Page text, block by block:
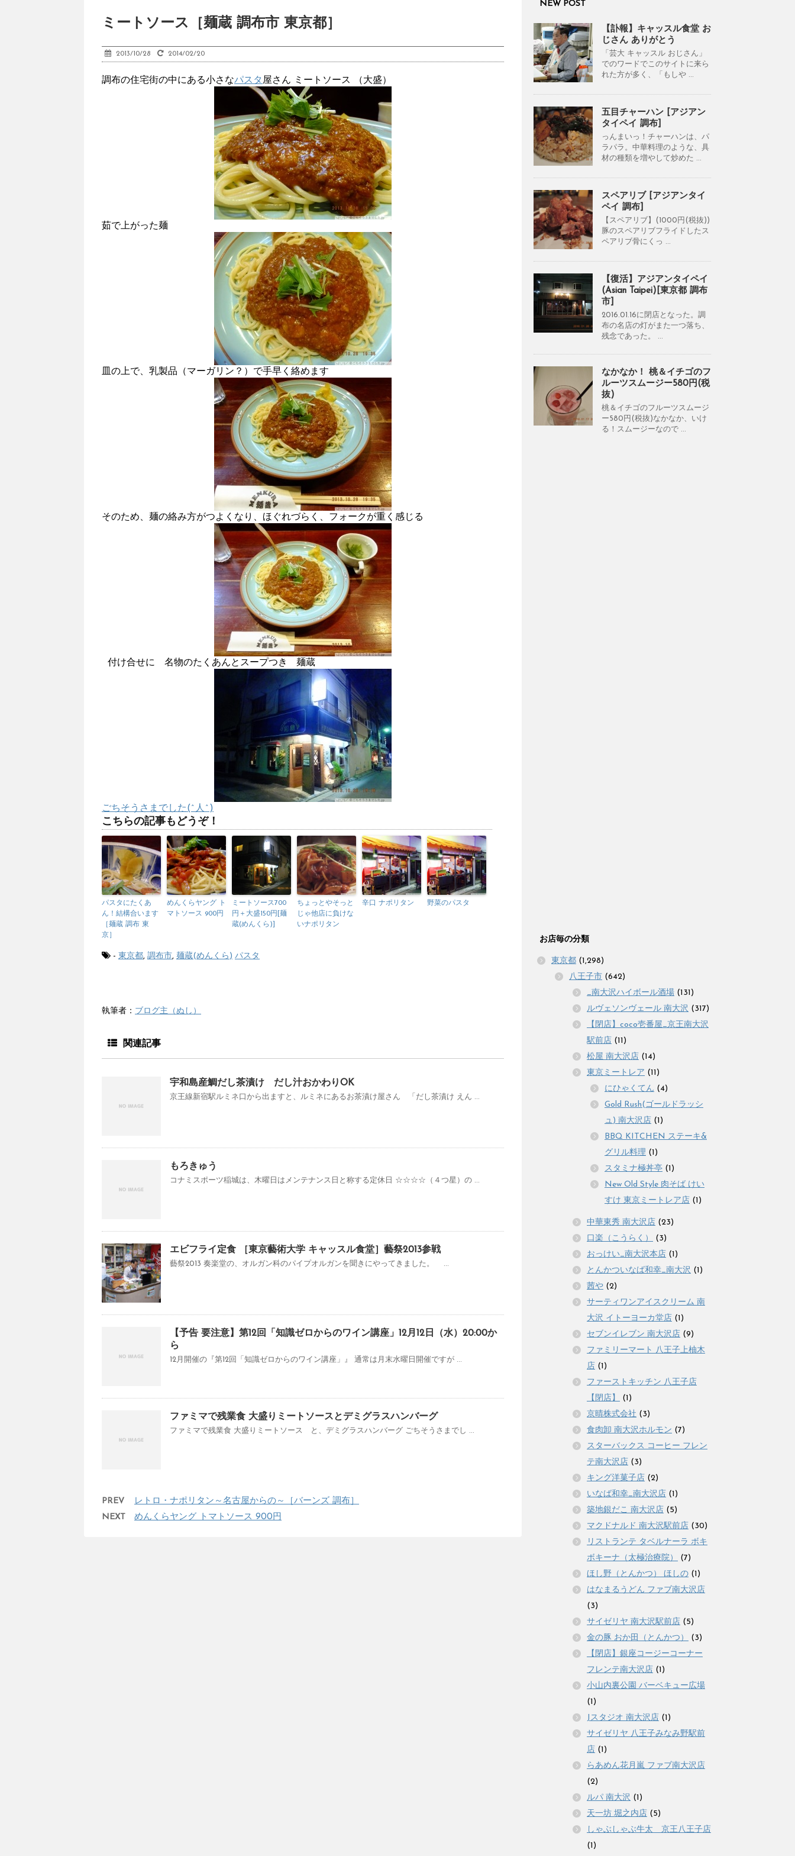
ミートソース［麺蔵 調布市 東京都］
2013/10/28 2014/02/20
調布の住宅街の中にある小さなパスタ 屋さん ミートソース （大盛）
茹で上がった麺
皿の上で、乳製品（マーガリン？）で手早く絡めます
そのため、麺の絡み方がつよくなり、ほぐれづらく、フォークが重く感じる
付け合せに 名物のたくあんとスープつき 麺蔵
ごちそうさまでした(^人^)
こちらの記事もどうぞ！
パスタにたくあ
ん！結構合います
［麺蔵 調布 東
京］
めんくらヤング ト
マトソース 900円
ミートソース700
円＋大盛150円[麺
蔵(めんくら)]
ちょっとやそっと
じゃ他店に負けな
いナポリタン
辛口 ナポリタン 野菜のパスタ
- 東京都, 調布市, 麺蔵(めんくら) パスタ
執筆者： ブログ主（ぬし）
関連記事
宇和島産鯛だし茶漬け だし汁おかわりOK
京王線新宿駅ルミネ口から出ますと、ルミネにあるお茶漬け屋さん 「だし茶漬け えん ...
もろきゅう
コナミスポーツ稲城は、木曜日はメンテナンス日と称する定休日 ☆☆☆☆（４つ星）の ...
エビフライ定食 ［東京藝術大学 キャッスル食堂］藝祭2013参戦
藝祭2013 奏楽堂の、オルガン科のパイプオルガンを聞きにやってきました。 ...
【予告 要注意】第12回「知識ゼロからのワイン講座」12月12日（水）20:00か
ら
12月開催の『第12回「知識ゼロからのワイン講座」』 通常は月末水曜日開催ですが ...
ファミマで残業食 大盛りミートソースとデミグラスハンバーグ
ファミマで残業食 大盛りミートソース と、デミグラスハンバーグ ごちそうさまでし ...
PREV
レトロ・ナポリタン～名古屋からの～［バーンズ 調布］
NEXT
めんくらヤング トマトソース 900円
NEW POST
【訃報】キャッスル食堂 お
じさん ありがとう
「芸大 キャッスル おじさん」
でのワードでこのサイトに来ら
れた方が多く、「もしや ...
五目チャーハン [アジアン
タイペイ 調布]
っんまいっ！チャーハンは、パ
ラパラ。中華料理のような、具
材の種類を増やして炒めた ...
スペアリブ [アジアンタイ
ペイ 調布]
【スペアリブ】(1000円(税抜))
豚のスペアリブフライドしたス
ペアリブ骨にくっ ...
【復活】アジアンタイペイ
(Asian Taipei)[東京都 調布
市]
2016.01.16に閉店となった。調
布の名店の灯がまた一つ落ち、
残念であった。 ...
なかなか！ 桃＆イチゴのフ
ルーツスムージー580円(税
抜)
桃＆イチゴのフルーツスムージ
ー580円(税抜)なかなか、いけ
る！スムージーなので ...
お店毎の分類
東京都 (1,298)
八王子市 (642)
_南大沢ハイボール酒場 (131)
ルヴェソンヴェール 南大沢 (317)
【閉店】coco壱番屋_京王南大沢
駅前店 (11)
松屋 南大沢店 (14)
東京ミートレア (11)
にひゃくてん (4)
Gold Rush(ゴールドラッシ
ュ) 南大沢店 (1)
BBQ KITCHEN ステーキ&
グリル料理 (1)
スタミナ極丼亭 (1)
New Old Style 肉そば けい
すけ 東京ミートレア店 (1)
中華東秀 南大沢店 (23)
口楽（こうらく）
(3)
おっけい_南大沢本店 (1)
とんかついなば和幸_南大沢 (1)
茜や (2)
サーティワンアイスクリーム 南
大沢 イトーヨーカ堂店 (1)
セブンイレブン 南大沢店 (9)
ファミリーマート 八王子上柚木
店 (1)
ファーストキッチン 八王子店
【閉店】
(1)
京晴株式会社 (3)
食肉卸 南大沢ホルモン (7)
スターバックス コーヒー フレン
テ南大沢店 (3)
キング洋菓子店 (2)
いなば和幸_南大沢店 (1)
築地銀だこ 南大沢店 (5)
マクドナルド 南大沢駅前店 (30)
リストランテ タベルナーラ ボキ
ボキーナ（太極治療院）
(7)
ほし野（とんかつ） ほしの (1)
はなまるうどん ファブ南大沢店
(3)
サイゼリヤ 南大沢駅前店 (5)
金の豚 おか田（とんかつ）
(3)
【閉店】銀座コージーコーナー
フレンテ南大沢店 (1)
小山内裏公園 バーベキュー広場
(1)
Jスタジオ 南大沢店 (1)
サイゼリヤ 八王子みなみ野駅前
店 (1)
らあめん花月嵐 ファブ南大沢店
(2)
ルパ 南大沢 (1)
天一坊 堀之内店 (5)
しゃぶしゃぶ牛太 京王八王子店
(1)